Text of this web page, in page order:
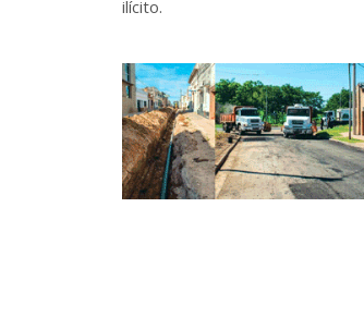
ilícito.